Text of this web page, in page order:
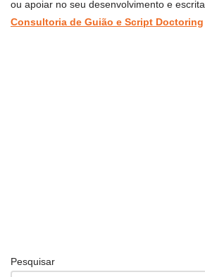
ou apoiar no seu desenvolvimento e escrita.
Consultoria de Guião e Script Doctoring
Pesquisar